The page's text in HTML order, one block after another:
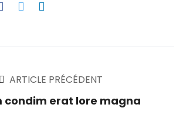
ARTICLE PRÉCÉDENT
condim erat lore magna